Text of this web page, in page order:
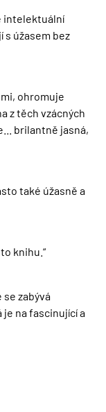
intelektuální
s úžasem bez
ohromuje
z těch vzácných
brilantně jasná,
také úžasně a
knihu.“
se zabývá
je na fascinující a